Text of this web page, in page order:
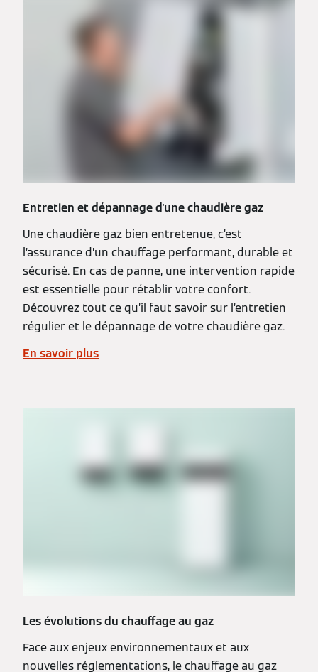
Entretien et dépannage d'une chaudière gaz
Une chaudière gaz bien entretenue, c’est
l’assurance d’un chauffage performant, durable et
sécurisé. En cas de panne, une intervention rapide
est essentielle pour rétablir votre confort.
Découvrez tout ce qu’il faut savoir sur l’entretien
régulier et le dépannage de votre chaudière gaz.
En savoir plus
Les évolutions du chauffage au gaz
Face aux enjeux environnementaux et aux
nouvelles réglementations, le chauffage au gaz